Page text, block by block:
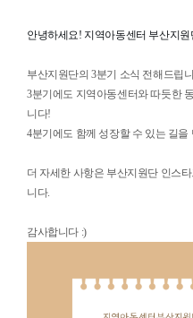
안녕하세요! 지역아동센터 부산지원
부산지원단의 3분기 소식 전해드립
3분기에도 지역아동센터와 따듯한
니다!
4분기에도 함께 성장할 수 있는 길을
더 자세한 사항은 부산지원단 인스
니다.
감사합니다 :)​